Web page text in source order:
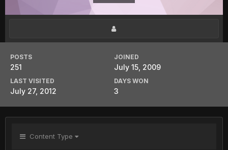
POSTS
251
JOINED
July 15, 2009
LAST VISITED
July 27, 2012
DAYS WON
3
Content Type